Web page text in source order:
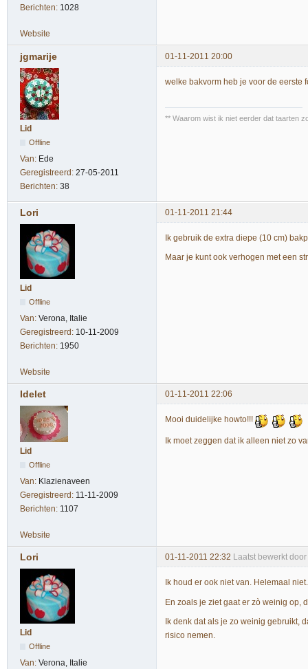
Berichten: 1028
Website
jgmarije 01-11-2011 20:00
Lid
Offline
Van: Ede
Geregistreerd: 27-05-2011
Berichten: 38
welke bakvorm heb je voor de eerste
** Waarom wist ik niet eerder dat taarten
Lori 01-11-2011 21:44
Lid
Offline
Van: Verona, Italie
Geregistreerd: 10-11-2009
Berichten: 1950
Ik gebruik de extra diepe (10 cm)
Maar je kunt ook verhogen met een
Website
Idelet 01-11-2011 22:06
Lid
Offline
Van: Klazienaveen
Geregistreerd: 11-11-2009
Berichten: 1107
Mooi duidelijke howto!!!
Ik moet zeggen dat ik alleen niet zo
Website
Lori 01-11-2011 22:32 Laatst bewerkt
Lid
Offline
Van: Verona, Italie
Ik houd er ook niet van. Helemaal
En zoals je ziet gaat er zò weinig op,
Ik denk dat als je zo weinig gebruikt,
risico nemen.